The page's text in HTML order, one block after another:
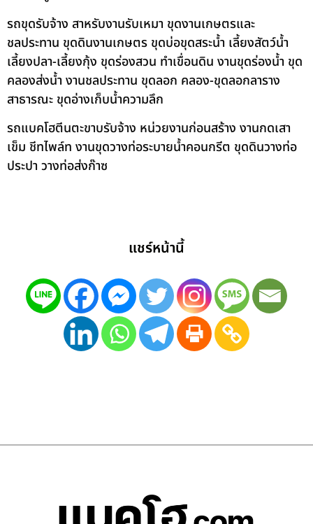
รถขุดรับจ้าง สาหรับงานรับเหมา ขุดงานเกษตรและ
ชลประทาน ขุดดินงานเกษตร ขุดบ่อขุดสระน้ำ เลี้ยงสัตว์น้ำ
เลี้ยงปลา-เลี้ยงกุ้ง ขุดร่องสวน ทำเขื่อนดิน งานขุดร่องน้ำ ขุด
คลองส่งน้ำ งานชลประทาน ขุดลอก คลอง-ขุดลอกลาราง
สาธารณะ ขุดอ่างเก็บน้ำความลึก
รถแบคโฮตีนตะขาบรับจ้าง หน่วยงานก่อนสร้าง งานกดเสา
เข็ม ชีทไพล์ท งานขุดวางท่อระบายน้ำคอนกรีต ขุดดินวางท่อ
ประปา วางท่อส่งก๊าซ
แชร์หน้านี้